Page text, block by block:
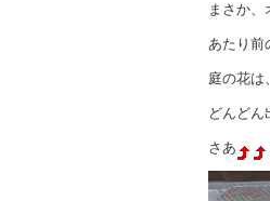
まさか、
あたり前
庭の花は
どんどん
さあ